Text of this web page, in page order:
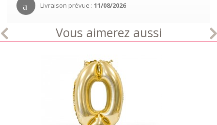
Livraison prévue : 11/08/2026
Vous aimerez aussi